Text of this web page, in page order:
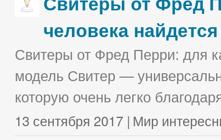
человека
Свитеры от Фред Перри: для
модель Свитер —
которую очень легко
13 сентября 2017 | Мир